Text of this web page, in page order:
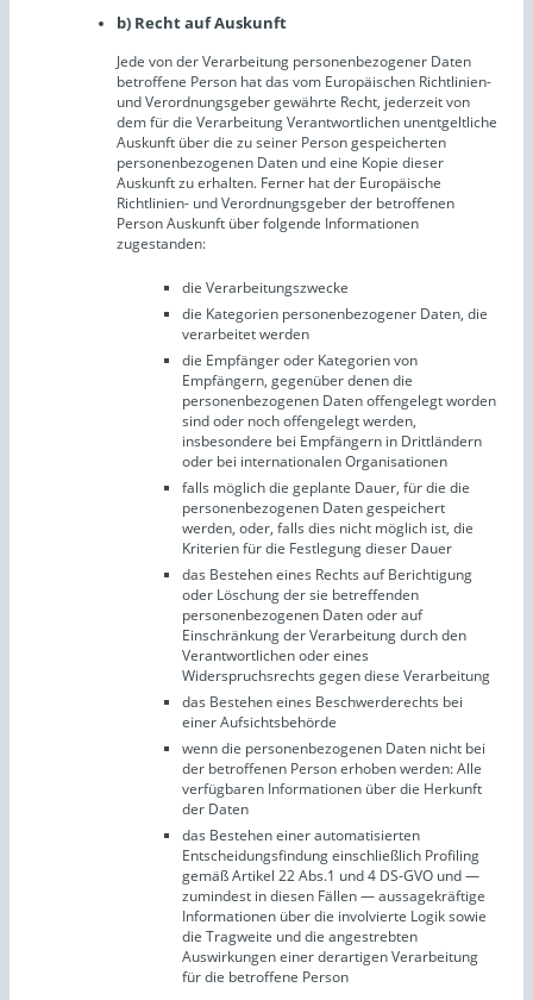
b) Recht auf Auskunft
Jede von der Verarbeitung personenbezogener Daten
betroffene Person hat das vom Europäischen Richtlinien-
und Verordnungsgeber gewährte Recht, jederzeit von
dem für die Verarbeitung Verantwortlichen unentgeltliche
Auskunft über die zu seiner Person gespeicherten
personenbezogenen Daten und eine Kopie dieser
Auskunft zu erhalten. Ferner hat der Europäische
Richtlinien- und Verordnungsgeber der betroffenen
Person Auskunft über folgende Informationen
zugestanden:
die Verarbeitungszwecke
die Kategorien personenbezogener Daten, die
verarbeitet werden
die Empfänger oder Kategorien von
Empfängern, gegenüber denen die
personenbezogenen Daten offengelegt worden
sind oder noch offengelegt werden,
insbesondere bei Empfängern in Drittländern
oder bei internationalen Organisationen
falls möglich die geplante Dauer, für die die
personenbezogenen Daten gespeichert
werden, oder, falls dies nicht möglich ist, die
Kriterien für die Festlegung dieser Dauer
das Bestehen eines Rechts auf Berichtigung
oder Löschung der sie betreffenden
personenbezogenen Daten oder auf
Einschränkung der Verarbeitung durch den
Verantwortlichen oder eines
Widerspruchsrechts gegen diese Verarbeitung
das Bestehen eines Beschwerderechts bei
einer Aufsichtsbehörde
wenn die personenbezogenen Daten nicht bei
der betroffenen Person erhoben werden: Alle
verfügbaren Informationen über die Herkunft
der Daten
das Bestehen einer automatisierten
Entscheidungsfindung einschließlich Profiling
gemäß Artikel 22 Abs.1 und 4 DS-GVO und —
zumindest in diesen Fällen — aussagekräftige
Informationen über die involvierte Logik sowie
die Tragweite und die angestrebten
Auswirkungen einer derartigen Verarbeitung
für die betroffene Person